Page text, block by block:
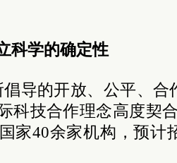
科学的确定性
倡导的开放、公平、
科技合作理念高度契
家40余家机构，预计